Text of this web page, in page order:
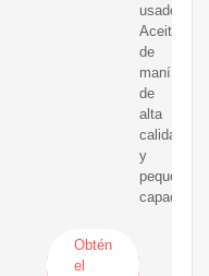
usado.
Aceite
de
maní
de
alta
calidad
y
pequeña
capacidad.
Obtén
el